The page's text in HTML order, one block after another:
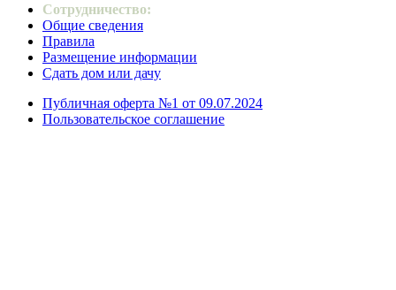
Сотрудничество:
Общие сведения
Правила
Размещение информации
Сдать дом или дачу
Публичная оферта №1 от 09.07.2024
Пользовательское соглашение